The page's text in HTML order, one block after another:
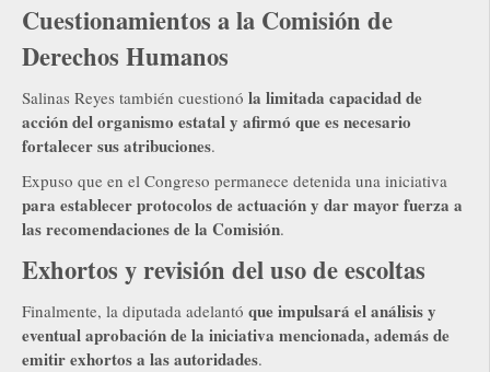
Cuestionamientos a la Comisión de
Derechos Humanos
Salinas Reyes también cuestionó la limitada capacidad de
acción del organismo estatal y afirmó que es necesario
fortalecer sus atribuciones.
Expuso que en el Congreso permanece detenida una iniciativa
para establecer protocolos de actuación y dar mayor fuerza a
las recomendaciones de la Comisión.
Exhortos y revisión del uso de escoltas
Finalmente, la diputada adelantó que impulsará el análisis y
eventual aprobación de la iniciativa mencionada, además de
emitir exhortos a las autoridades.